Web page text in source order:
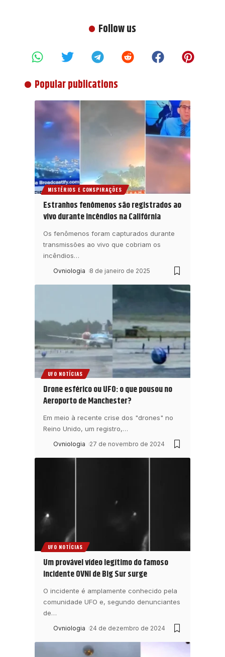
Follow us
Popular publications
MISTÉRIOS E CONSPIRAÇÕES
Estranhos fenômenos são registrados ao
vivo durante incêndios na Califórnia
Os fenômenos foram capturados durante
transmissões ao vivo que cobriam os
incêndios…
Ovniologia 8 de janeiro de 2025
UFO NOTÍCIAS
Drone esférico ou UFO: o que pousou no
Aeroporto de Manchester?
Em meio à recente crise dos "drones" no
Reino Unido, um registro,…
Ovniologia 27 de novembro de 2024
UFO NOTÍCIAS
Um provável vídeo legítimo do famoso
incidente OVNI de Big Sur surge
O incidente é amplamente conhecido pela
comunidade UFO e, segundo denunciantes
de…
Ovniologia 24 de dezembro de 2024